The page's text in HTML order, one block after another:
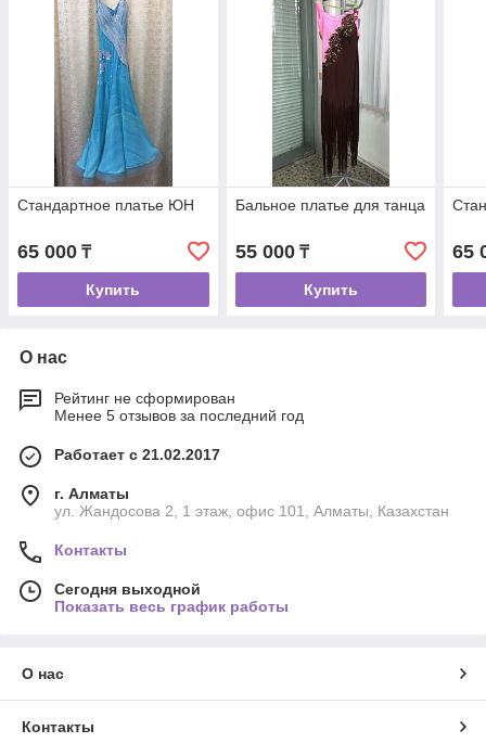
Стандартное платье ЮН
65 000 ₸
Купить
Бальное платье для танца
55 000₸
Купить
65
О нас
Рейтинг не сформирован
Менее 5 отзывов за последний год
Работает с 21.02.2017
г. Алматы
ул. Жандосова 2, 1 этаж, офис 101, Алматы, Казахстан
Контакты
Сегодня выходной
Показать весь график работы
О нас
Контакты